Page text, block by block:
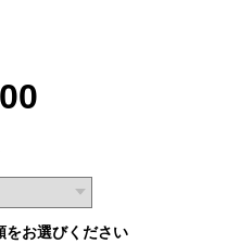
をお選びください